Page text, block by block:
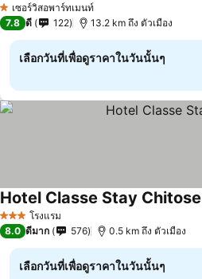
1 ดาวเซอร์วิสอพาร์ทเมนท์
7.8 ดี 122 13.2 km ถึง ตัวเมือง
เลือกวันที่เพื่อดูราคาในวันนั้นๆ
3 ดาว โรงแรม
Hotel Classe Stay Chitose
8.0 ดีมาก 576 0.5 km ถึง ตัวเมือง
เลือกวันที่เพื่อดูราคาในวันนั้นๆ